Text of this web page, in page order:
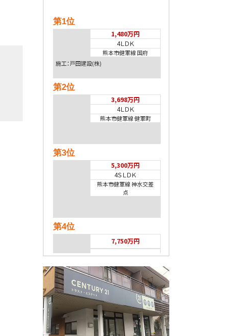
第1位
1,480万円
4ＬＤＫ
熊本市健軍線 国府
施工：戸田建設(株)
第2位
3,698万円
4ＬＤＫ
熊本市健軍線 健軍町
第3位
5,300万円
4ＳＬＤＫ
熊本市健軍線 神水交差
点
第4位
7,750万円
バス停 高平団地 停
第5位
3,498万円
4ＬＤＫ
熊本市健軍線 健軍町